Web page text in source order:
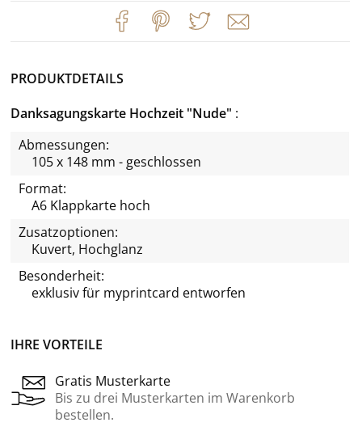
IHRE VORTEILE
Gratis Musterkarte
Bis zu drei Musterkarten im Warenkorb
bestellen.
PRODUKTDETAILS
Danksagungskarte Hochzeit "Nude"
Abmessungen:
105 x 148 mm - geschlossen
Format:
A6 Klappkarte hoch
Zusatzoptionen:
Kuvert, Hochglanz
Besonderheit:
exklusiv für myprintcard entworfen